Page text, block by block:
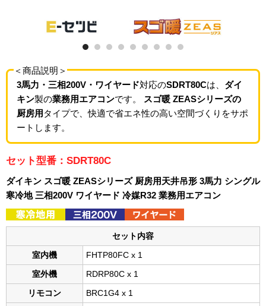
＜商品説明＞
3馬力・三相200V・ワイヤード対応のSDRT80Cは、 ダイ
キン製の業務用エアコンです。
スゴ暖 ZEASシリーズの
厨房用 タイプで、快適で省エネ性の高い空間づくりをサポ
ートします。
セット型番：SDRT80C
ダイキン スゴ暖 ZEASシリーズ 厨房用天井吊形 3馬力 シングル
寒冷地 三相200V ワイヤード 冷媒R32 業務用エアコン
セット内容
室内機 FHTP80FC x 1
室外機 RDRP80C x 1
リモコン BRC1G4 x 1